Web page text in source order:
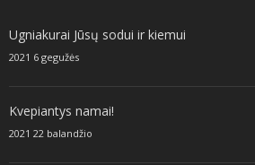
Ugniakurai Jūsų sodui ir kiemui
2021 6 gegužės
Kvepiantys namai!
2021 22 balandžio